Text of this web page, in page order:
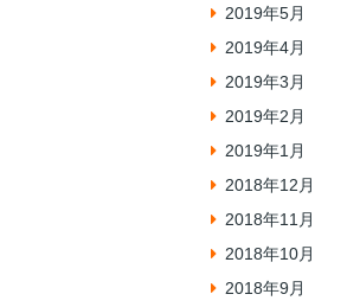
2019年5月
2019年4月
2019年3月
2019年2月
2019年1月
2018年12月
2018年11月
2018年10月
2018年9月